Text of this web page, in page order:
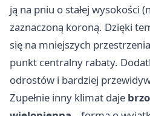
ją na pniu o stałej wysokości
zaznaczoną koroną. Dzięki
się na mniejszych
punkt centralny rabaty.
odrostów i bardziej
Zupełnie inny klimat daje